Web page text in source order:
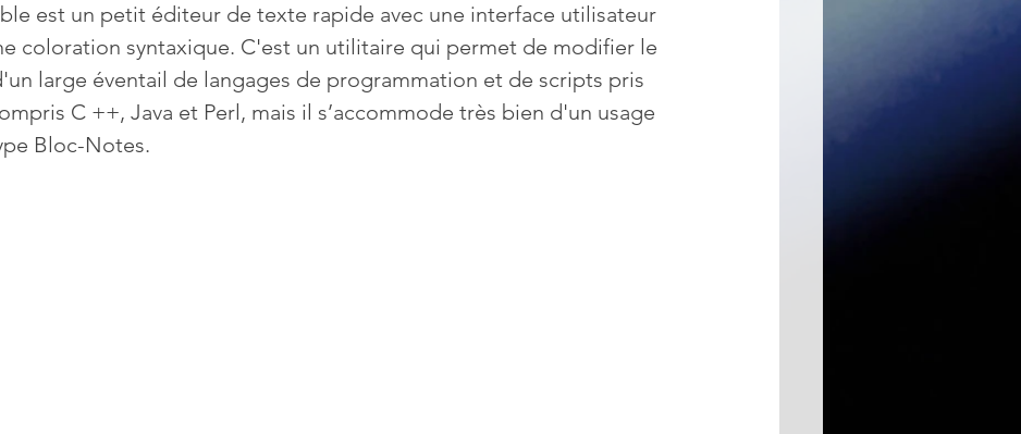
Lightroom & Photoshop
Mises à jour Multimedia Navigateurs News
est un petit éditeur de texte rapide avec une interface utilisateur
coloration syntaxique. C'est un utilitaire qui permet de modifier le
large éventail de langages de programmation et de scripts pris
C ++, Java et Perl, mais il s’accommode très bien d'un usage
Bloc-Notes.